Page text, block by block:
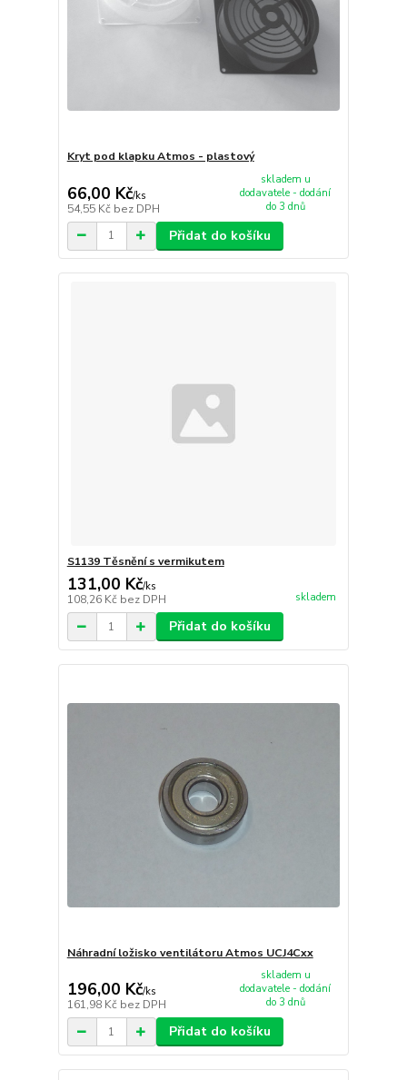
Kryt pod klapku Atmos - plastový
66,00 Kč/ks
54,55 Kč bez DPH
skladem u
dodavatele - dodání
do 3 dnů
Přidat do košíku
S1139 Těsnění s vermikutem
131,00 Kč/ks
108,26 Kč bez DPH skladem
Přidat do košíku
Náhradní ložisko ventilátoru Atmos UCJ4Cxx
196,00 Kč/ks
161,98 Kč bez DPH
skladem u
dodavatele - dodání
do 3 dnů
Přidat do košíku